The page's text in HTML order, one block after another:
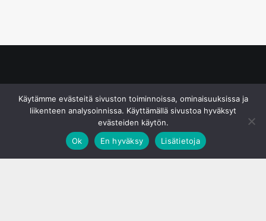
Käytämme evästeitä sivuston toiminnoissa, ominaisuuksissa ja
liikenteen analysoinnissa. Käyttämällä sivustoa hyväksyt
evästeiden käytön.
Ok
En hyväksy Lisätietoja